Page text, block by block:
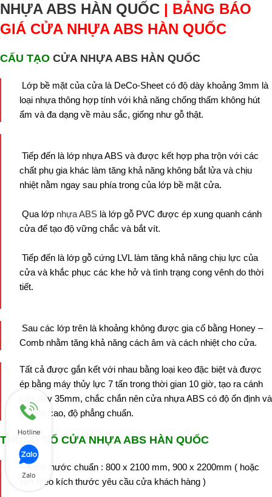
NHỰA ABS HÀN QUỐC | BẢNG BÁO
GIÁ CỬA NHỰA ABS HÀN QUỐC
CẤU TẠO CỬA NHỰA ABS HÀN QUỐC
Lớp bề mặt của cửa là DeCo-Sheet có độ dày khoảng 3mm là
loại nhựa thông hợp tính với khả năng chống thấm không hút
ẩm và đa dạng về màu sắc, giống như gỗ thật.
Tiếp đến là lớp nhựa ABS và được kết hợp pha trộn với các
chất phụ gia khác làm tăng khả năng không bắt lửa và chịu
nhiệt nằm ngay sau phía trong của lớp bề mặt cửa.
Qua lớp nhựa ABS là lớp gỗ PVC được ép xung quanh cánh
cửa để tạo độ vững chắc và bắt vít.
Tiếp đến là lớp gỗ cứng LVL làm tăng khả năng chịu lực của
cửa và khắc phục các khe hở và tình trạng cong vênh do thời
tiết.
Sau các lớp trên là khoảng không được gia cố bằng Honey –
Comb nhằm tăng khả năng cách âm và cách nhiệt cho cửa.
Tất cả được gắn kết với nhau bằng loại keo đặc biệt và được
ép bằng máy thủy lực 7 tấn trong thời gian 10 giờ, tạo ra cánh
cửa dày 35mm, chắc chắn nên cửa nhựa ABS có độ ổn định và
độ bền cao, độ phẳng chuẩn.
THÔNG SỐ CỬA NHỰA ABS HÀN QUỐC
– Kích thước chuẩn : 800 x 2100 mm, 900 x 2200mm ( hoặc
làm theo kích thước yêu cầu cửa khách hàng )
Hotline
Zalo